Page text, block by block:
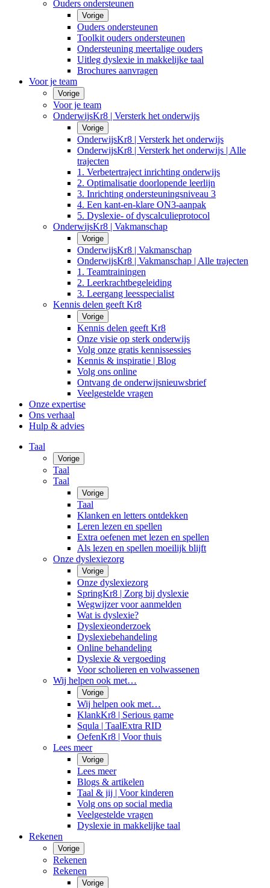
Ouders ondersteunen
Vorige
Ouders ondersteunen
Toolkit ouders ondersteunen
Ondersteuning meertalige ouders
Uitleg dyslexie in makkelijke taal
Brochures aanvragen
Voor je team
Vorige
Voor je team
OnderwijsKr8 | Versterk het onderwijs
Vorige
OnderwijsKr8 | Versterk het onderwijs
OnderwijsKr8 | Versterk het onderwijs | Alle
trajecten
1. Verbetertraject inrichting onderwijs
2. Optimalisatie doorlopende leerlijn
3. Inrichting ondersteuningsniveau 3
4. Een kant-en-klare ON3-aanpak
5. Dyslexie- of dyscalculieprotocol
OnderwijsKr8 | Vakmanschap
Vorige
OnderwijsKr8 | Vakmanschap
OnderwijsKr8 | Vakmanschap | Alle trajecten
1. Teamtrainingen
2. Leerkrachtbegeleiding
3. Leergang leesspecialist
Kennis delen geeft Kr8
Vorige
Kennis delen geeft Kr8
Onze visie op sterk onderwijs
Volg onze gratis kennissessies
Kennis & inspiratie | Blog
Volg ons online
Ontvang de onderwijsnieuwsbrief
Veelgestelde vragen
Onze expertise
Ons verhaal
Hulp & advies
Taal
Vorige
Taal
Taal
Vorige
Taal
Klanken en letters ontdekken
Leren lezen en spellen
Extra oefenen met lezen en spellen
Als lezen en spellen moeilijk blijft
Onze dyslexiezorg
Vorige
Onze dyslexiezorg
SpringKr8 | Zorg bij dyslexie
Wegwijzer voor aanmelden
Wat is dyslexie?
Dyslexieonderzoek
Dyslexiebehandeling
Online behandeling
Dyslexie & vergoeding
Voor scholieren en volwassenen
Wij helpen ook met…
Vorige
Wij helpen ook met…
KlankKr8 | Serious game
Squla | TaalExtra RID
OefenKr8 | Voor thuis
Lees meer
Vorige
Lees meer
Blogs & artikelen
Taal & jij | Voor kinderen
Volg ons op social media
Veelgestelde vragen
Dyslexie in makkelijke taal
Rekenen
Vorige
Rekenen
Rekenen
Vorige